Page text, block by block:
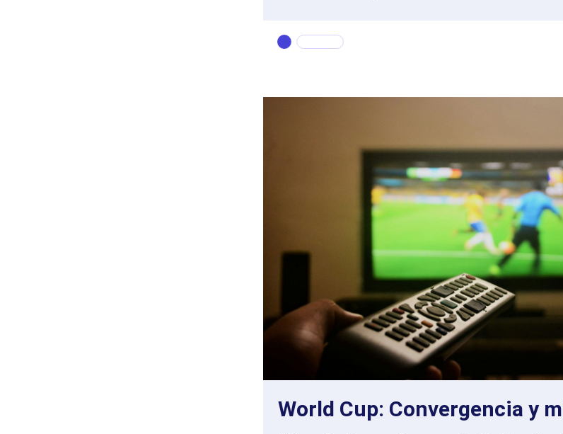
World Cup: Convergencia y